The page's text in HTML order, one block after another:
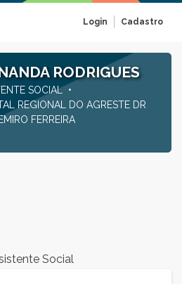
Login Cadastro
RODRIGUES
SOCIAL
REGIONAL DO AGRESTE DR
FERREIRA
Social